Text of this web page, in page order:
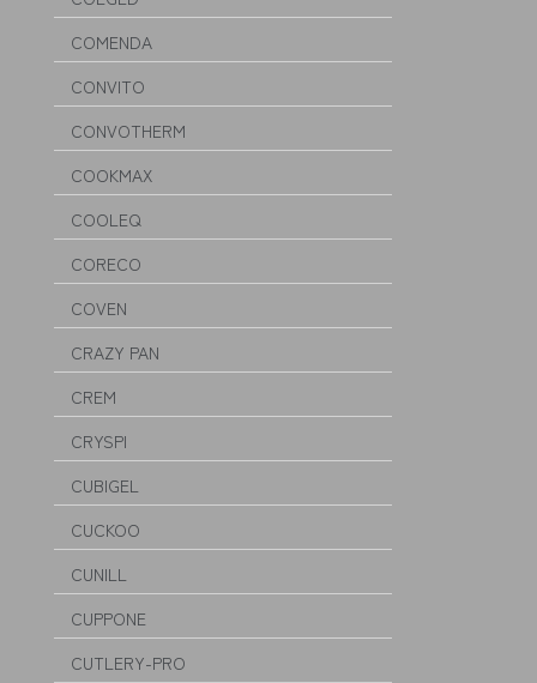
COMENDA
CONVITO
CONVOTHERM
COOKMAX
COOLEQ
CORECO
COVEN
CRAZY PAN
CREM
CRYSPI
CUBIGEL
CUCKOO
CUNILL
CUPPONE
CUTLERY-PRO